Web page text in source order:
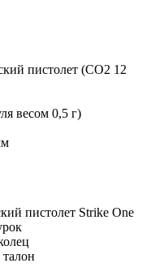
пистолет (CO2 12
весом 0,5 г)
пистолет Strike One